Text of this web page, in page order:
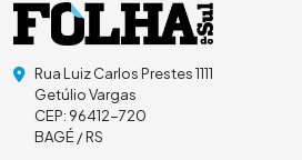
Rua Luiz Carlos Prestes 1111
Getúlio Vargas
CEP: 96412-720
BAGÉ / RS